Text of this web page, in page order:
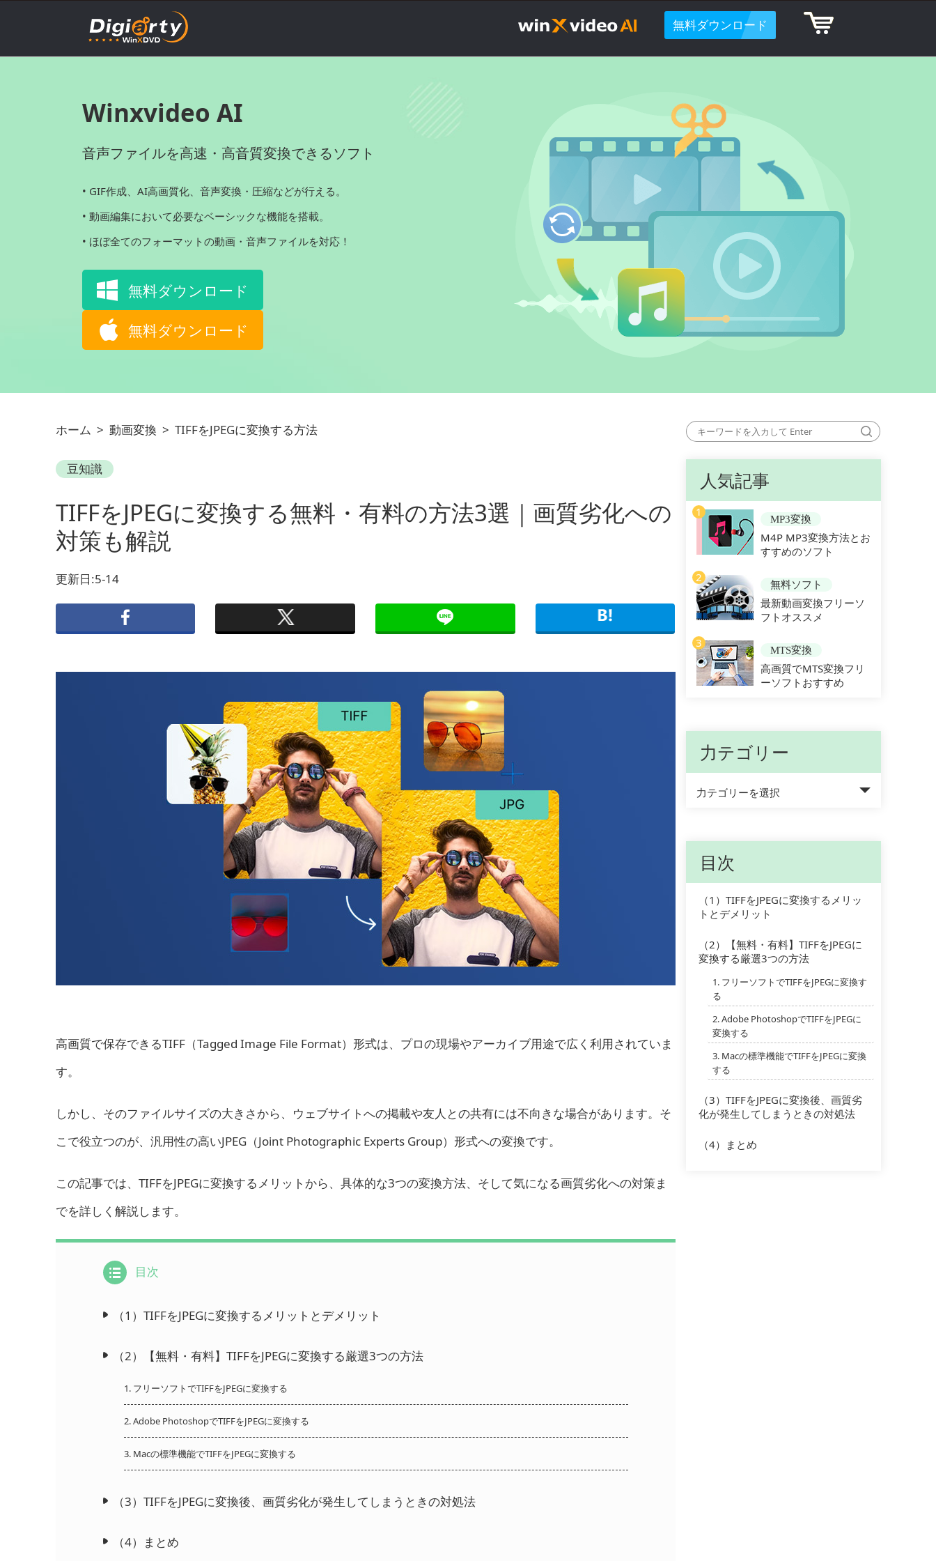
無料ダウンロード
Winxvideo AI
音声ファイルを高速・高音質変換できるソフト
• GIF作成、AI高画質化、音声変換・圧縮などが行える。
• 動画編集において必要なベーシックな機能を搭載。
• ほぼ全てのフォーマットの動画・音声ファイルを対応！
無料ダウンロード
無料ダウンロード
ホーム > 動画変換 > TIFFをJPEGに変換する方法
豆知識
TIFFをJPEGに変換する無料・有料の方法3選｜画質劣化への
対策も解説
更新日:5-14
高画質で保存できるTIFF（Tagged Image File Format）形式は、プロの現場やアーカイブ用途で広く利用されていま
す。
しかし、そのファイルサイズの大きさから、ウェブサイトへの掲載や友人との共有には不向きな場合があります。そ
こで役立つのが、汎用性の高いJPEG（Joint Photographic Experts Group）形式への変換です。
この記事では、TIFFをJPEGに変換するメリットから、具体的な3つの変換方法、そして気になる画質劣化への対策ま
でを詳しく解説します。
目次
（1）TIFFをJPEGに変換するメリットとデメリット
（2）【無料・有料】TIFFをJPEGに変換する厳選3つの方法
1. フリーソフトでTIFFをJPEGに変換する
2. Adobe PhotoshopでTIFFをJPEGに変換する
3. Macの標準機能でTIFFをJPEGに変換する
（3）TIFFをJPEGに変換後、画質劣化が発生してしまうときの対処法
（4）まとめ
人気記事
1
MP3変換
M4P MP3変換方法とお
すすめのソフト
2
無料ソフト
最新動画変換フリーソ
フトオススメ
3
MTS変換
高画質でMTS変換フリ
ーソフトおすすめ
力テゴリー
力テゴリーを選択
目次
（1）TIFFをJPEGに変換するメリッ
トとデメリット
（2）【無料・有料】TIFFをJPEGに
変換する厳選3つの方法
1. フリーソフトでTIFFをJPEGに変換す
る
2. Adobe PhotoshopでTIFFをJPEGに
変換する
3. Macの標準機能でTIFFをJPEGに変換
する
（3）TIFFをJPEGに変換後、画質劣
化が発生してしまうときの対処法
（4）まとめ